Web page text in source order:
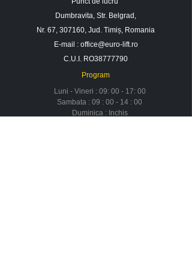
Dumbravita, Str. Belgrad,
Nr. 67, 307160, Jud. Timiș, Romania
E-mail : office@euro-lift.ro
C.U.I. RO38777790
Program
Luni - Vineri : 09: 00 - 17: 00
Sambata : 09 : 00 - 14 : 00
Duminica : Inchis